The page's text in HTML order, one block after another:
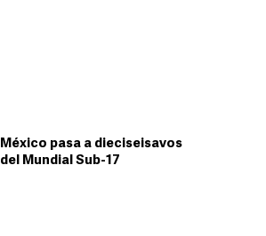
México pasa a dieciseisavos
del Mundial Sub-17